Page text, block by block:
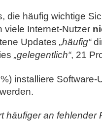
die häufig wichtige
viele Internet-Nutzer
Updates „häufig“
„gelegentlich“, 21
installiere
häufiger an fehlender